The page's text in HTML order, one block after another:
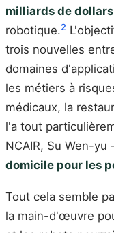
milliards de
robotique.2
trois nouvelles
domaines
les métiers à
médicaux, la
l'a tout
NCAIR, Su Wen-
domicile pour les
Tout cela semble
la main-d'œuvre